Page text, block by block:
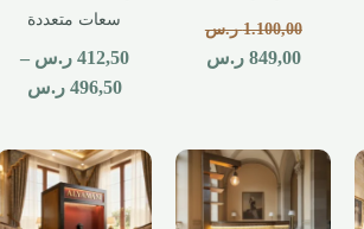
1.100,00 ر.س
849,00 ر.س
سعات متعددة
412,50 ر.س –
496,50 ر.س